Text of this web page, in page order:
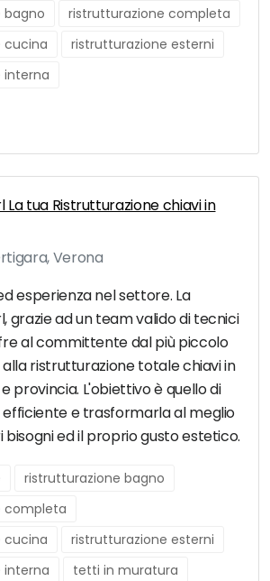
bagno
ristrutturazione completa
cucina
ristrutturazione esterni
interna
La tua Ristrutturazione chiavi in
Verona
esperienza nel settore. La
grazie ad un team valido di tecnici
al committente dal più piccolo
ristrutturazione totale chiavi in
provincia. L'obiettivo è quello di
e trasformarla al meglio
ed il proprio gusto estetico.
ristrutturazione bagno
completa
cucina
ristrutturazione esterni
interna
tetti in muratura